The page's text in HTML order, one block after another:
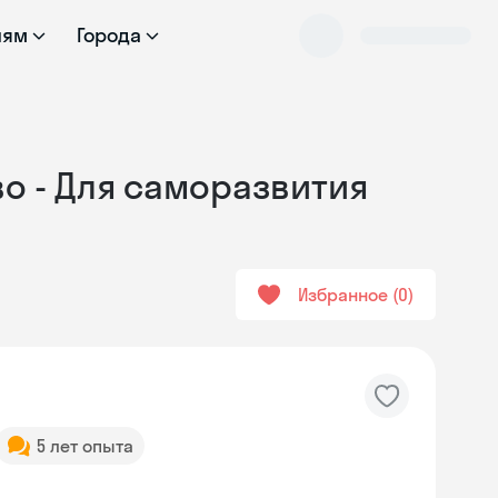
Города
- Для саморазвития
Избранное 0
5 лет опыта